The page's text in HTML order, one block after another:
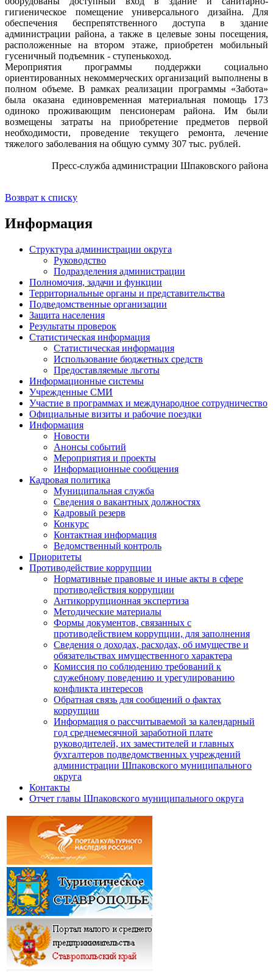
гигиеническое помещение универсального дизайна. Для
обеспечения беспрепятственного доступа в здание
администрации района, а также в целевые зоны посещения,
расположенные на втором этаже, приобретен мобильный
гусеничный подъемник - ступенькоход.
Мероприятия программы поддержки социально
ориентированных некоммерческих организаций выполнены в
полном объеме. В рамках реализации программы «Забота»
была оказана единовременная материальная помощь 173
одиноко проживающим пенсионерам района. Им были
возмещены затраты на приобретение предметов первой
необходимости, проведение текущего ремонта, лечение
тяжелого заболевания на общую сумму 307 тыс. рублей.
Пресс-служба администрации Шпаковского района
Возврат к списку
Информация
Структура администрации округа
Руководство
Подразделения администрации
Полномочия, задачи и функции
Территориальные органы и представительства
Подведомственные организации
Защита населения
Результаты проверок
Статистическая информация
Статистическая информация
Использование бюджетных средств
Предоставляемые льготы
Информационные системы
Учрежденные СМИ
Участие в программах и международное сотрудничество
Официальные визиты и рабочие поездки
Информация
Новости
Анонсы событий
Мероприятия и проекты
Информационные сообщения
Кадровая политика
Муниципальная служба
Сведения о вакантных должностях
Кадровый резерв
Конкурс
Контактная информация
Ведомственный контроль
Приоритеты
Противодействие коррупции
Нормативные правовые и иные акты в сфере
противодействия коррупции
Антикоррупционная экспертиза
Методические материалы
Формы документов, связанных с
противодействием коррупции, для заполнения
Сведения о доходах, расходах, об имуществе и
обязательствах имущественного характера
Комиссия по соблюдению требований к
служебному поведению и урегулированию
конфликта интересов
Обратная связь для сообщений о фактах
коррупции
Информация о рассчитываемой за календарный
год среднемесячной заработной плате
руководителей, их заместителей и главных
бухгалтеров подведомственных учреждений
администрации Шпаковского муниципального
округа
Контакты
Отчет главы Шпаковского муниципального округа